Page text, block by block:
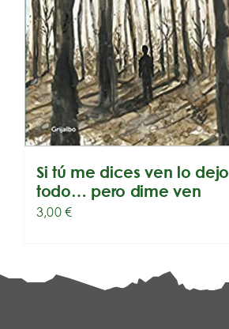
Si tú me dices ven lo dejo
todo… pero dime ven
3,00€